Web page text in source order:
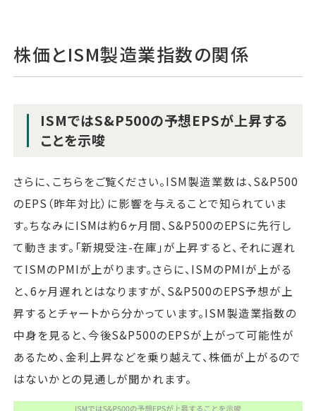
株価とISM製造業指数の関係
ISMではS&P500の予想EPSが上昇する
ことを示唆
さらに、こちらをご覧ください。ISM製造業数は、S&P500
のEPS（昨年対比）に影響を与えることで知られていま
す。ちなみにISMは約6ヶ月間、S&P500のEPSに先行し
て動きます。「新規受注-在庫」が上昇すると、それに遅れ
てISMのPMIが上がります。さらに、ISMのPMIが上がる
と、6ヶ月遅れとはなりますが、S&P500のEPS予想が上
昇するとチャートから分かっています。ISM製造業指数の
中身を見ると、今後S&P500のEPSが上がって可能性が
あるため、金利上昇などを乗り越えて、株価が上がるので
はないかとの見通しが聞かれます。